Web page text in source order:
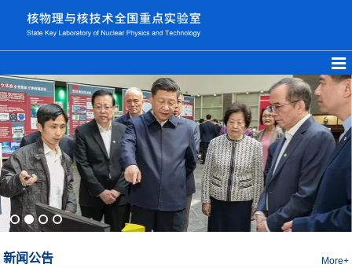
More+
新闻公告